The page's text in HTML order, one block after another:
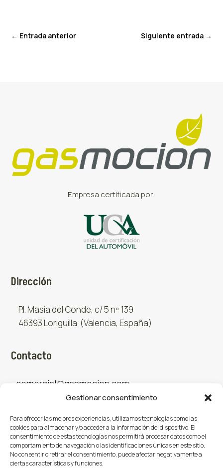
Gestionar consentimiento
Para ofrecer las mejores experiencias, utilizamos tecnologías como las
cookies para almacenar y/o acceder a la información del dispositivo. El
consentimiento de estas tecnologías nos permitirá procesar datos como el
comportamiento de navegación o las identificaciones únicas en este sitio.
No consentir o retirar el consentimiento, puede afectar negativamente a
ciertas características y funciones.
← Entrada anterior Siguiente entrada→
Empresa certificada por:
Dirección
P.I. Masía del Conde, c/ 5 nº 139
46393 Loriguilla (Valencia, España)
Contacto
comercial@gasmocion.com
Sociales